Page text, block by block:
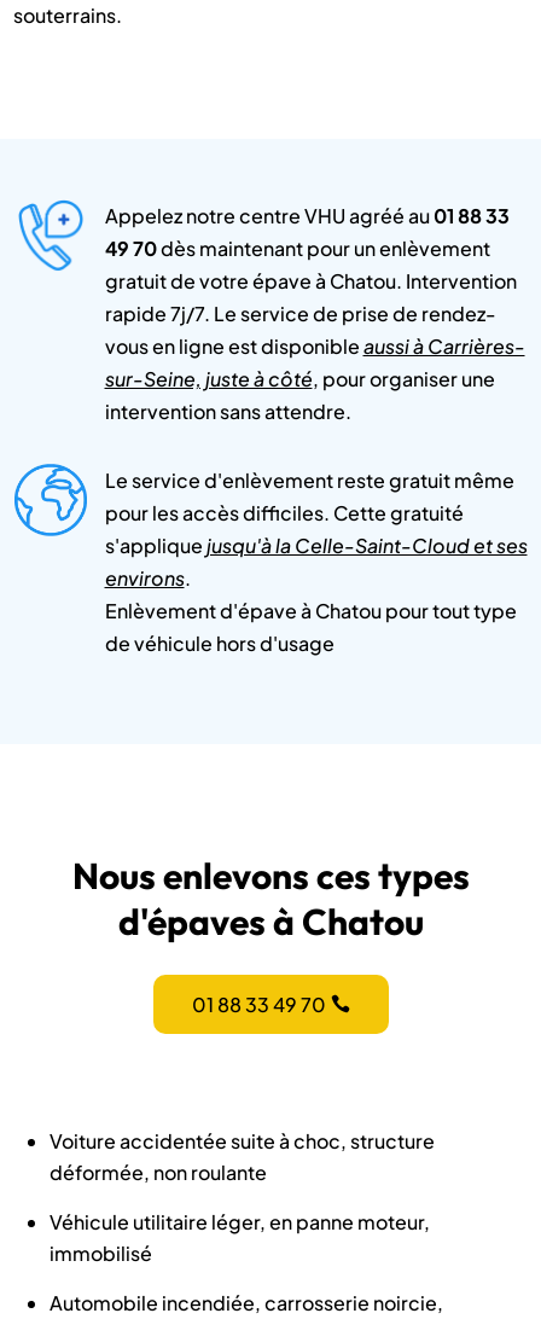
souterrains.
Appelez notre centre VHU agréé au01 88 33
49 70dès maintenant pour un enlèvement
gratuit de votre épave à Chatou. Intervention
rapide 7j/7. Le service de prise de rendez-
vous en ligne est disponibleaussi à Carrières-
sur-Seine, juste à côté, pour organiser une
intervention sans attendre.
Le service d'enlèvement reste gratuit même
pour les accès difficiles. Cette gratuité
s'appliquejusqu'à la Celle-Saint-Cloud et ses
environs.
Enlèvement d'épave à Chatou pour tout type
de véhicule hors d'usage
Nous enlevons ces types
d'épaves à Chatou
01 88 33 49 70
Voiture accidentée suite à choc, structure
déformée, non roulante
Véhicule utilitaire léger, en panne moteur,
immobilisé
Automobile incendiée, carrosserie noircie,